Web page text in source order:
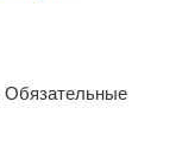
Обязательные